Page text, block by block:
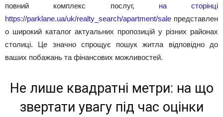
повний комплекс послуг, на сторінці
https://parklane.ua/uk/realty_search/apartment/sale представлен
о широкий каталог актуальних пропозицій у різних районах
столиці. Це значно спрощує пошук житла відповідно до
ваших побажань та фінансових можливостей.
Не лише квадратні метри: на що
звертати увагу під час оцінки